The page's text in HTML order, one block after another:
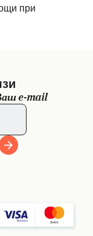
при
e-mail